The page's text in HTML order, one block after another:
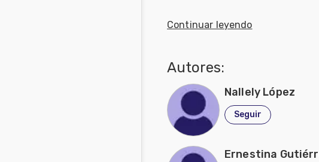
Continuar leyendo
Autores:
Nallely López
Seguir
Ernestina